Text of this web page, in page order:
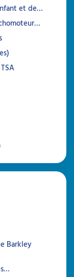
pour
et les
et de…
Barkley